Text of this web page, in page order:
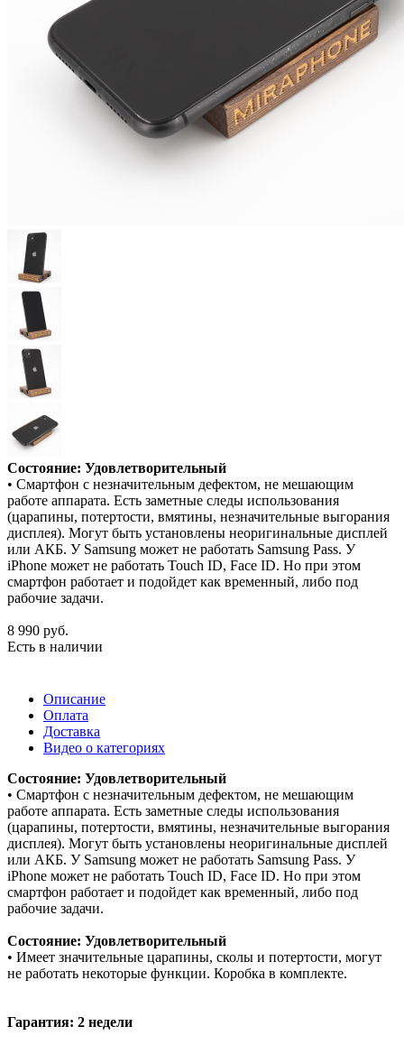
Состояние: Удовлетворительный
• Смартфон с незначительным дефектом, не мешающим
работе аппарата. Есть заметные следы использования
(царапины, потертости, вмятины, незначительные выгорания
дисплея). Могут быть установлены неоригинальные дисплей
или АКБ. У Samsung может не работать Samsung Pass. У
iPhone может не работать Touch ID, Face ID. Но при этом
смартфон работает и подойдет как временный, либо под
рабочие задачи.
8 990 руб.
Есть в наличии
Описание
Оплата
Доставка
Видео о категориях
Состояние: Удовлетворительный
• Смартфон с незначительным дефектом, не мешающим
работе аппарата. Есть заметные следы использования
(царапины, потертости, вмятины, незначительные выгорания
дисплея). Могут быть установлены неоригинальные дисплей
или АКБ. У Samsung может не работать Samsung Pass. У
iPhone может не работать Touch ID, Face ID. Но при этом
смартфон работает и подойдет как временный, либо под
рабочие задачи.
Состояние: Удовлетворительный
• Имеет значительные царапины, сколы и потертости, могут
не работать некоторые функции. Коробка в комплекте.
Гарантия: 2 недели